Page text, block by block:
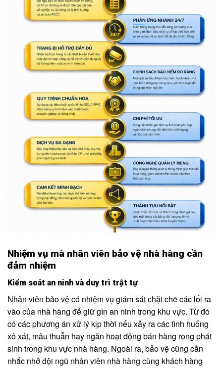
Nhiệm vụ mà nhân viên bảo vệ nhà hàng cần
đảm nhiệm
Kiểm soát an ninh và duy trì trật tự
Nhân viên bảo vệ có nhiệm vụ giám sát chặt chẽ các lối ra
vào của nhà hàng để giữ gìn an ninh trong khu vực. Từ đó
có các phương án xử lý kịp thời nếu xảy ra các tình huống
xô xát, mâu thuẫn hay ngăn hoạt động bán hàng rong phát
sinh trong khu vực nhà hàng. Ngoài ra, bảo vệ cũng cần
nhắc nhở đội ngũ nhân viên nhà hàng cùng khách hàng